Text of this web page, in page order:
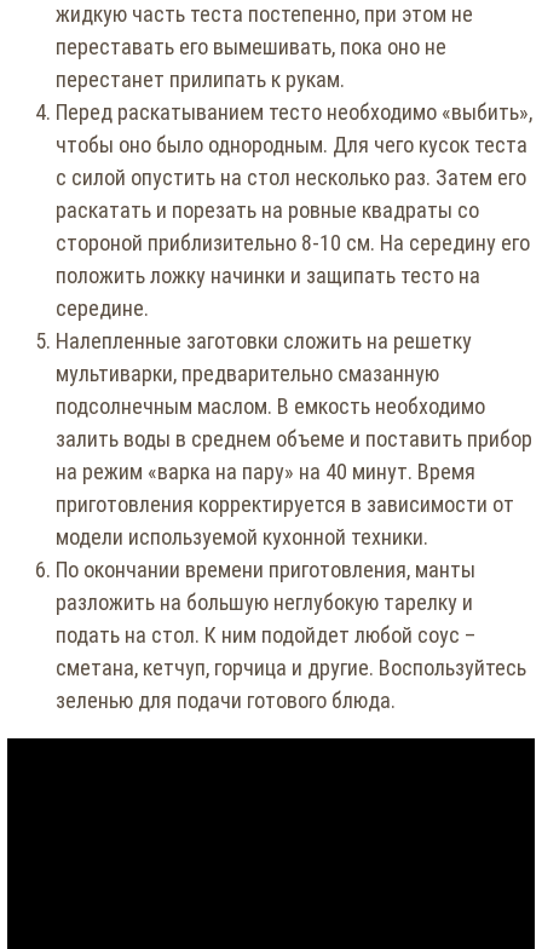
жидкую часть теста постепенно, при этом не
переставать его вымешивать, пока оно не
перестанет прилипать к рукам.
Перед раскатыванием тесто необходимо «выбить»,
чтобы оно было однородным. Для чего кусок теста
с силой опустить на стол несколько раз. Затем его
раскатать и порезать на ровные квадраты со
стороной приблизительно 8-10 см. На середину его
положить ложку начинки и защипать тесто на
середине.
Налепленные заготовки сложить на решетку
мультиварки, предварительно смазанную
подсолнечным маслом. В емкость необходимо
залить воды в среднем объеме и поставить прибор
на режим «варка на пару» на 40 минут. Время
приготовления корректируется в зависимости от
модели используемой кухонной техники.
По окончании времени приготовления, манты
разложить на большую неглубокую тарелку и
подать на стол. К ним подойдет любой соус –
сметана, кетчуп, горчица и другие. Воспользуйтесь
зеленью для подачи готового блюда.